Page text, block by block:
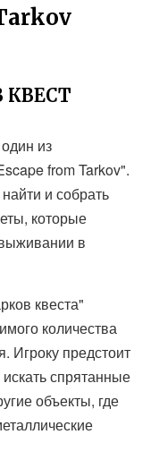
из
from Tarkov".
и собрать
которые
в
квеста"
количества
Игроку предстоит
спрятанные
объекты, где